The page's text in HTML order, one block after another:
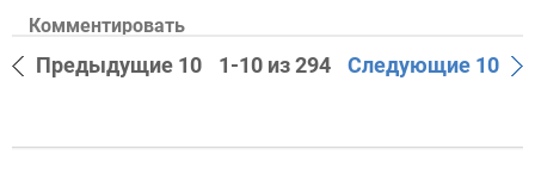
Комментировать
Предыдущие 10 1-10 из 294 Следующие 10